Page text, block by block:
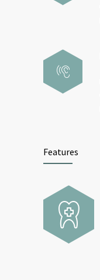
Features